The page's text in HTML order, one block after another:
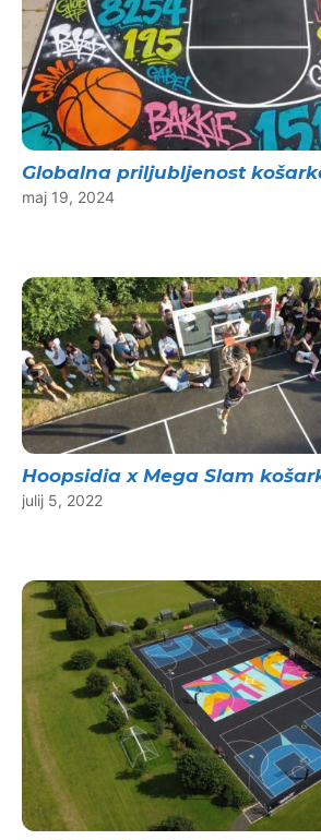
Globalna priljubljenost
maj 19, 2024
Hoopsidia x Mega Slam
julij 5, 2022